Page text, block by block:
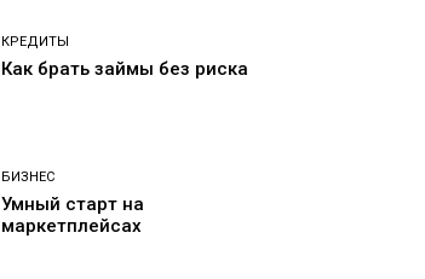
КРЕДИТЫ
Как брать займы без риска
БИЗНЕС
Умный старт на
маркетплейсах